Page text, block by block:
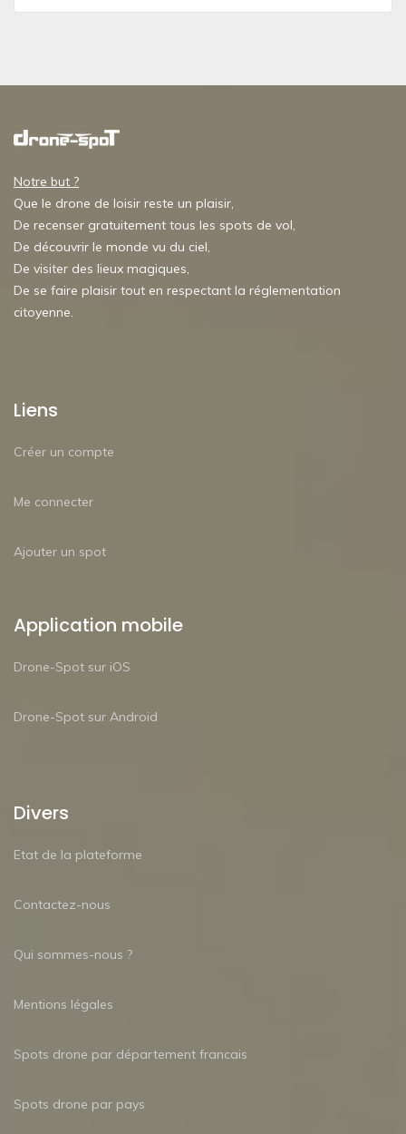
Notre but ?
Que le drone de loisir reste un plaisir,
De recenser gratuitement tous les spots de vol,
De découvrir le monde vu du ciel,
De visiter des lieux magiques,
De se faire plaisir tout en respectant la réglementation
citoyenne.
Liens
Créer un compte
Me connecter
Ajouter un spot
Application mobile
Drone-Spot sur iOS
Drone-Spot sur Android
Divers
Etat de la plateforme
Contactez-nous
Qui sommes-nous ?
Mentions légales
Spots drone par département francais
Spots drone par pays